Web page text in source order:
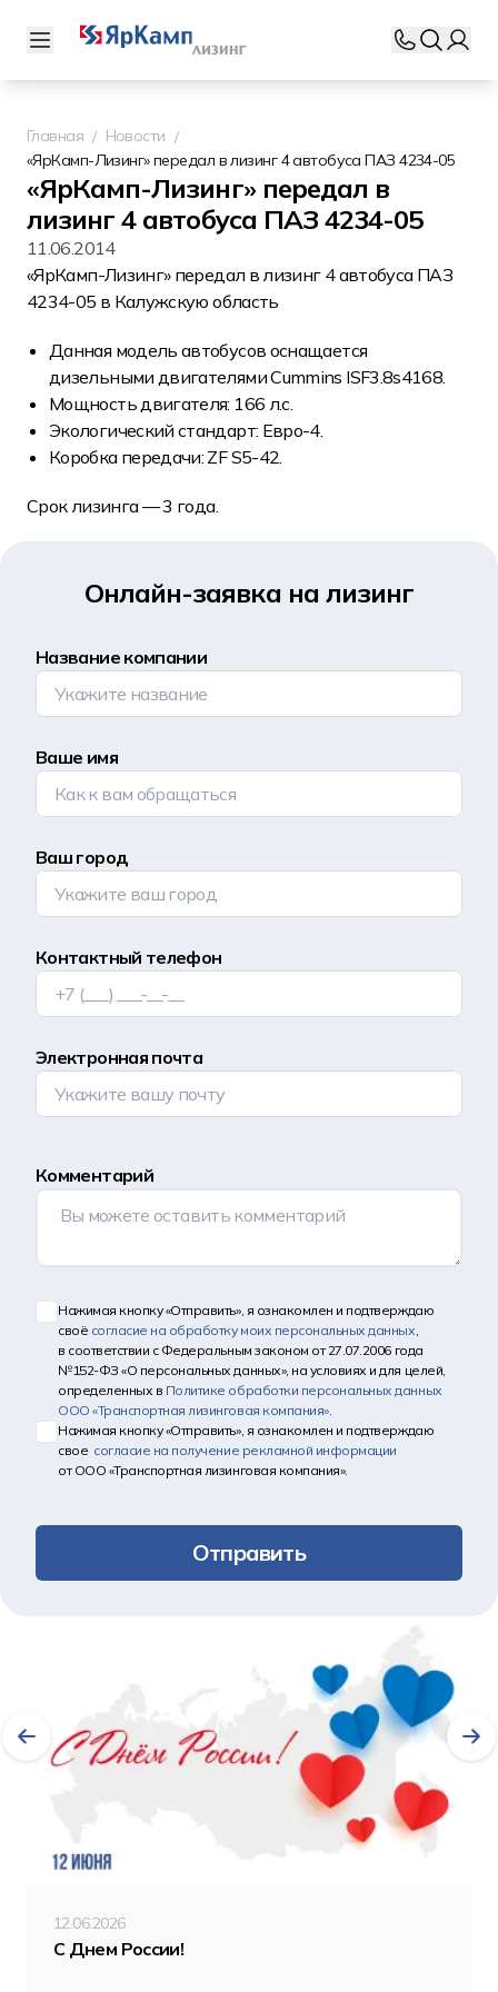
Главная
Новости
«ЯрКамп-Лизинг» передал в лизинг 4 автобуса ПАЗ 4234-05
«ЯрКамп-Лизинг» передал в
лизинг 4 автобуса ПАЗ 4234-05
11.06.2014
«ЯрКамп-Лизинг» передал в лизинг 4 автобуса ПАЗ
4234-05 в Калужскую область
Данная модель автобусов оснащается
дизельными двигателями Cummins ISF3.8s4168.
Мощность двигателя: 166 л.с.
Экологический стандарт: Евро-4.
Коробка передачи: ZF S5-42.
Срок лизинга — 3 года.
Онлайн-заявка на лизинг
Название компании
Ваше имя
Ваш город
Контактный телефон
Электронная почта
Комментарий
Нажимая кнопку «Отправить», я ознакомлен и подтверждаю
своё согласие на обработку моих персональных данных,
в соответствии с Федеральным законом от 27.07.2006 года
№152-ФЗ «О персональных данных», на условиях и для целей,
определенных в Политике обработки персональных данных
ООО «Транспортная лизинговая компания».
Нажимая кнопку «Отправить», я ознакомлен и подтверждаю
свое согласие на получение рекламной информации
от ООО «Транспортная лизинговая компания».
Отправить
Другие новости
12.06.2026
С Днем России!